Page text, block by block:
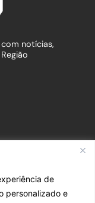
de
personalizado e
com notícias,